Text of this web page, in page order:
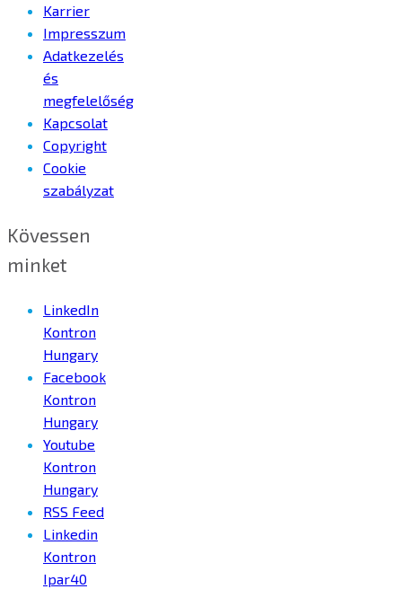
Karrier
Impresszum
Adatkezelés
és
megfelelőség
Kapcsolat
Copyright
Cookie
szabályzat
Kövessen
minket
LinkedIn
Kontron
Hungary
Facebook
Kontron
Hungary
Youtube
Kontron
Hungary
RSS Feed
Linkedin
Kontron
Ipar40